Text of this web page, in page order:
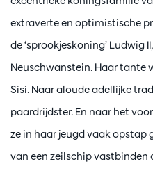
extraverte en optimistische
de ‘sprookjeskoning’ Ludwig
Neuschwanstein. Haar tante
Sisi. Naar aloude adellijke
paardrijdster. En naar het
ze in haar jeugd vaak opstap
van een zeilschip vastbinden